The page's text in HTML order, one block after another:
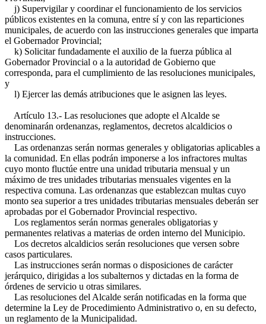
j) Supervigilar y coordinar el funcionamiento de los servicios
públicos existentes en la comuna, entre sí y con las reparticiones
municipales, de acuerdo con las instrucciones generales que imparta
el Gobernador Provincial;
k) Solicitar fundadamente el auxilio de la fuerza pública al
Gobernador Provincial o a la autoridad de Gobierno que
corresponda, para el cumplimiento de las resoluciones municipales,
y
l) Ejercer las demás atribuciones que le asignen las leyes.
Artículo 13.- Las resoluciones que adopte el Alcalde se
denominarán ordenanzas, reglamentos, decretos alcaldicios o
instrucciones.
Las ordenanzas serán normas generales y obligatorias aplicables a
la comunidad. En ellas podrán imponerse a los infractores multas
cuyo monto fluctúe entre una unidad tributaria mensual y un
máximo de tres unidades tributarias mensuales vigentes en la
respectiva comuna. Las ordenanzas que establezcan multas cuyo
monto sea superior a tres unidades tributarias mensuales deberán ser
aprobadas por el Gobernador Provincial respectivo.
Los reglamentos serán normas generales obligatorias y
permanentes relativas a materias de orden interno del Municipio.
Los decretos alcaldicios serán resoluciones que versen sobre
casos particulares.
Las instrucciones serán normas o disposiciones de carácter
jerárquico, dirigidas a los subalternos y dictadas en la forma de
órdenes de servicio u otras similares.
Las resoluciones del Alcalde serán notificadas en la forma que
determine la Ley de Procedimiento Administrativo o, en su defecto,
un reglamento de la Municipalidad.